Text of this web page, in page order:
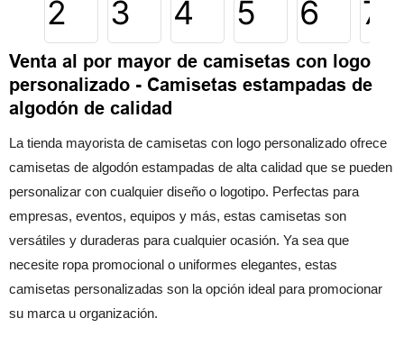
Venta al por mayor de camisetas con logo
personalizado - Camisetas estampadas de
algodón de calidad
La tienda mayorista de camisetas con logo personalizado ofrece
camisetas de algodón estampadas de alta calidad que se pueden
personalizar con cualquier diseño o logotipo. Perfectas para
empresas, eventos, equipos y más, estas camisetas son
versátiles y duraderas para cualquier ocasión. Ya sea que
necesite ropa promocional o uniformes elegantes, estas
camisetas personalizadas son la opción ideal para promocionar
su marca u organización.